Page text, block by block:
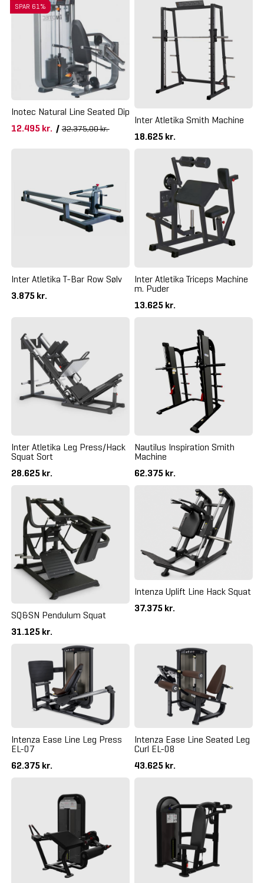
SPAR 61%
Inotec Natural Line Seated Dip
12.495 kr. / 32.375,00 kr.
Inter Atletika Smith Machine
18.625 kr.
Inter Atletika T-Bar Row Sølv
3.875 kr.
Inter Atletika Triceps Machine
m. Puder
13.625 kr.
Inter Atletika Leg Press/Hack
Squat Sort
28.625 kr.
Nautilus Inspiration Smith
Machine
62.375 kr.
SQ&SN Pendulum Squat
31.125 kr.
Intenza Uplift Line Hack Squat
37.375 kr.
Intenza Ease Line Leg Press
EL-07
62.375 kr.
Intenza Ease Line Seated Leg
Curl EL-08
43.625 kr.